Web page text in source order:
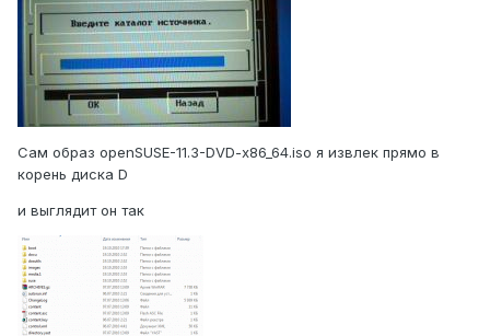
Сам образ openSUSE-11.3-DVD-x86_64.iso я извлек прямо в
корень диска D
и выглядит он так